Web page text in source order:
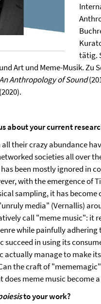
tätig.
Art und Meme-Musik. Zu
Anthropology of Sound
about your current
all their crazy abundance
societies all over
been mostly ignored in
with the emergence of
sampling, it has
media" (Vernallis)
call "meme music": it
while painfully adhering
succeed in using its
actually manage to make
the craft of
does meme music become
to your work?